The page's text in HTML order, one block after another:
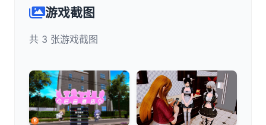
游戏截图
共 3 张游戏截图